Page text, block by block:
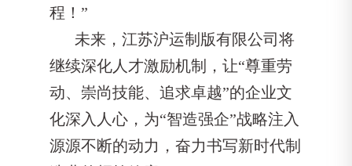
程！”
未来，江苏沪运制版有限公司将
继续深化人才激励机制，让“尊重劳
动、崇尚技能、追求卓越”的企业文
化深入人心，为“智造强企”战略注入
源源不断的动力，奋力书写新时代制